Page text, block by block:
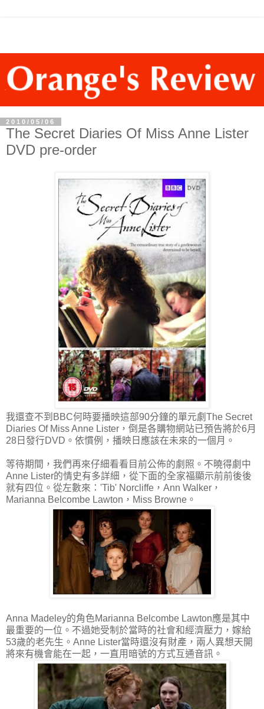
2010/05/06
The Secret Diaries Of Miss Anne Lister
DVD pre-order
我還查不到BBC何時要播映這部90分鐘的單元劇The Secret
Diaries Of Miss Anne Lister，倒是各購物網站已預告將於6月
28日發行DVD。依慣例，播映日應該在未來的一個月。
等待期間，我們再來仔細看看目前公佈的劇照。不曉得劇中
Anne Lister的情史有多詳細，從下面的全家福顯示前前後後
就有四位。從左數來：'Tib' Norcliffe，Ann Walker，
Marianna Belcombe Lawton，Miss Browne。
Anna Madeley的角色Marianna Belcombe Lawton應是其中
最重要的一位。不過她受制於當時的社會和經濟壓力，嫁給
53歲的老先生。Anne Lister當時還沒有財產，兩人異想天開
將來有機會能在一起，一直用暗號的方式互通音訊。